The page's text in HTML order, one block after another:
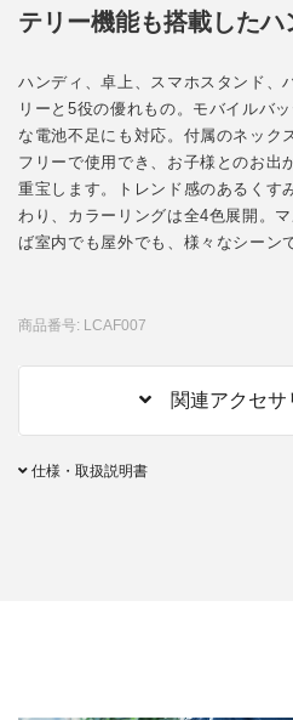
テリー機能も搭載した
ハンディ、卓上、スマホスタンド、
リーと5役の優れもの。モバイルバ
な電池不足にも対応。付属のネック
フリーで使用でき、お子様とのお出
重宝します。トレンド感のあるくす
わり、カラーリングは全4色展開。
ば室内でも屋外でも、様々なシーン
商品番号: LCAF007
関連アクセサ
仕様・取扱説明書